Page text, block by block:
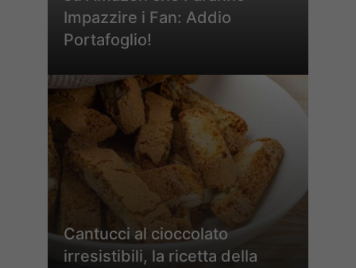
Impazzire i Fan: Addio
Portafoglio!
Cantucci al cioccolato
irresistibili, la ricetta della